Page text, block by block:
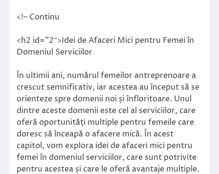
<!– Continu
<h2 id=”2″>Idei de Afaceri Mici pentru Femei în
Domeniul Serviciilor
În ultimii ani, numărul femeilor antreprenoare a
crescut semnificativ, iar acestea au început să se
orienteze spre domenii noi și înfloritoare. Unul
dintre aceste domenii este cel al serviciilor, care
oferă oportunități multiple pentru femeile care
doresc să înceapă o afacere mică. În acest
capitol, vom explora idei de afaceri mici pentru
femei în domeniul serviciilor, care sunt potrivite
pentru acestea și care le oferă avantaje multiple.